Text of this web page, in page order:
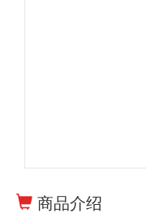
商品介绍